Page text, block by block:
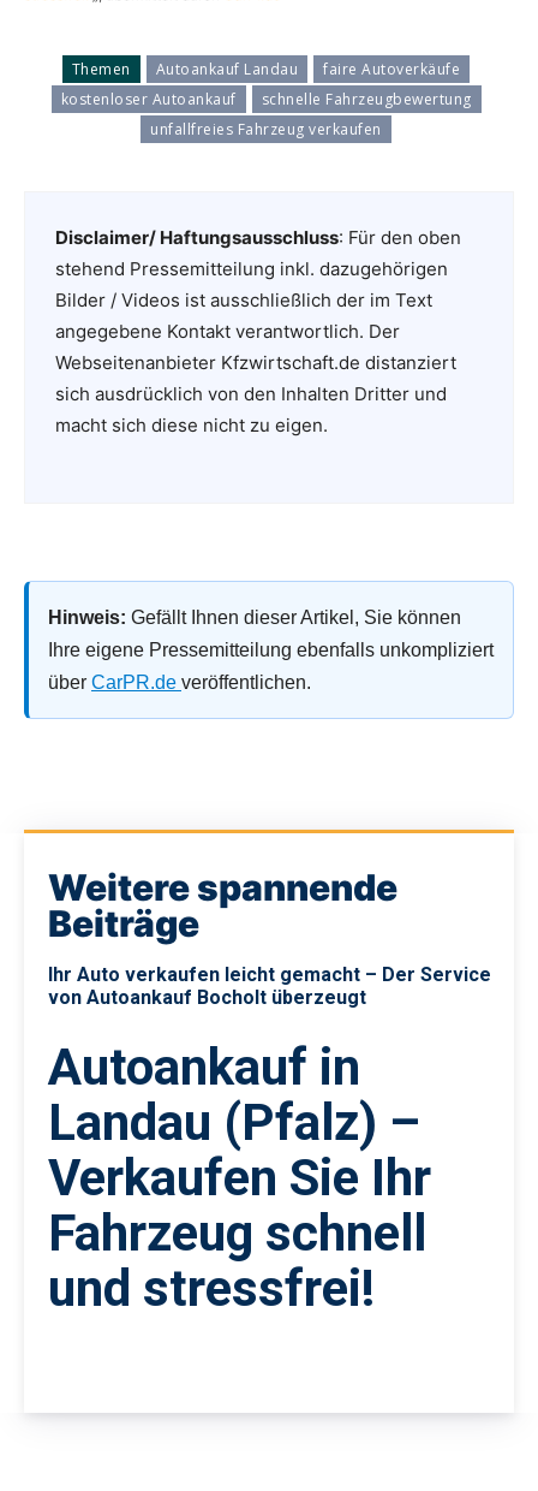
Themen Autoankauf Landau
faire Autoverkäufe
kostenloser Autoankauf
schnelle Fahrzeugbewertung
unfallfreies Fahrzeug verkaufen
Disclaimer/ Haftungsausschluss: Für den oben
stehend Pressemitteilung inkl. dazugehörigen
Bilder / Videos ist ausschließlich der im Text
angegebene Kontakt verantwortlich. Der
Webseitenanbieter Kfzwirtschaft.de distanziert
sich ausdrücklich von den Inhalten Dritter und
macht sich diese nicht zu eigen.
Hinweis: Gefällt Ihnen dieser Artikel, Sie können
Ihre eigene Pressemitteilung ebenfalls unkompliziert
über CarPR.de veröffentlichen.
Weitere spannende
Beiträge
Ihr Auto verkaufen leicht gemacht – Der Service
von Autoankauf Bocholt überzeugt
Autoankauf in
Landau (Pfalz) –
Verkaufen Sie Ihr
Fahrzeug schnell
und stressfrei!